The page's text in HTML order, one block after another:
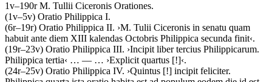
1v–190rM. Tullii Ciceronis Orationes.
(1v–5v) Oratio Philippica I.
(6r–19r) Oratio Philippica II. ›M. Tulii Ciceronis in senatu quam
habuit ante diem XIII kalendas Octobris Philippica secunda finit‹.
(19r–23v) Oratio Philippica III. ›Incipit liber tercius Philippicarum.
Philippica tertia‹ … — … ›Explicit quartus [!]‹.
(24r–25v) Oratio Philippica IV. ›Quintus [!] incipit feliciter.